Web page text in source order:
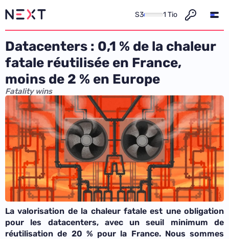
S3 1 Tio
Datacenters : 0,1 % de la chaleur
fatale réutilisée en France,
moins de 2 % en Europe
Fatality wins
La valorisation de la chaleur fatale est une obligation
pour les datacenters, avec un seuil minimum de
réutilisation de 20 % pour la France. Nous sommes